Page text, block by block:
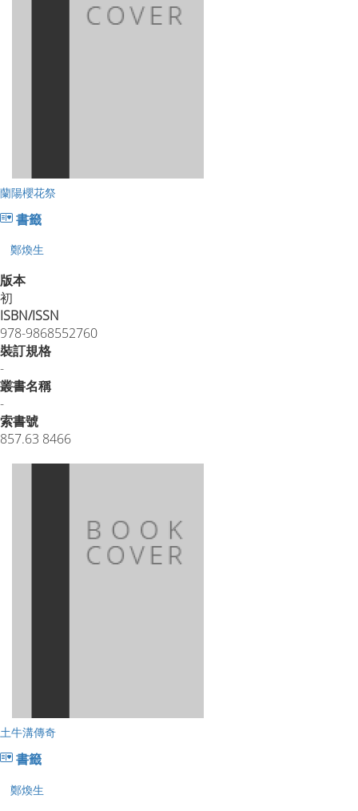
蘭陽櫻花祭
書籤
鄭煥生
版本
初
ISBN/ISSN
978-9868552760
裝訂規格
-
叢書名稱
-
索書號
857.63 8466
土牛溝傳奇
書籤
鄭煥生